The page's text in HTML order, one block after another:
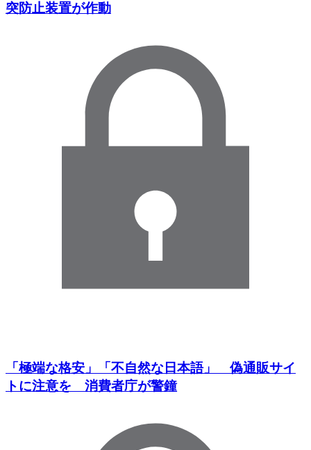
突防止装置が作動
「極端な格安」「不自然な日本語」 偽通販サイ
トに注意を 消費者庁が警鐘